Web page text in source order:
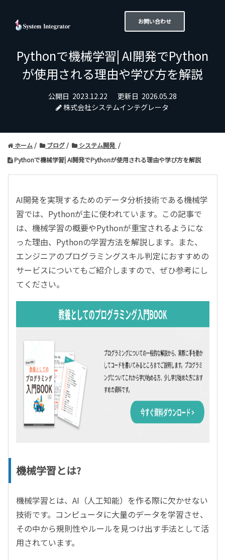
お問い合わせ
Pythonで機械学習| AI開発でPython
が使用される理由や学び方を解説
公開日 2023.12.22 更新日 2026.05.28
株式会社システムインテグレータ
ホーム ブログ
システム開発
Pythonで機械学習| AI開発でPythonが使用される理由や学び方を解説
AI開発を実現するためのデータ分析技術である機械学
習では、Pythonが主に使われています。この記事で
は、機械学習の概要やPythonが重宝されるようにな
った理由、Pythonの学習方法を解説します。また、
エンジニアのプログラミングスキル判定におすすめの
サービスについてもご紹介しますので、ぜひ参考にし
てください。
機械学習とは?
機械学習とは、AI（人工知能）を作る際に欠かせない
技術です。コンピュータに大量のデータを学習させ、
その中から規則性やルールを見つけ出す手法として活
用されています。